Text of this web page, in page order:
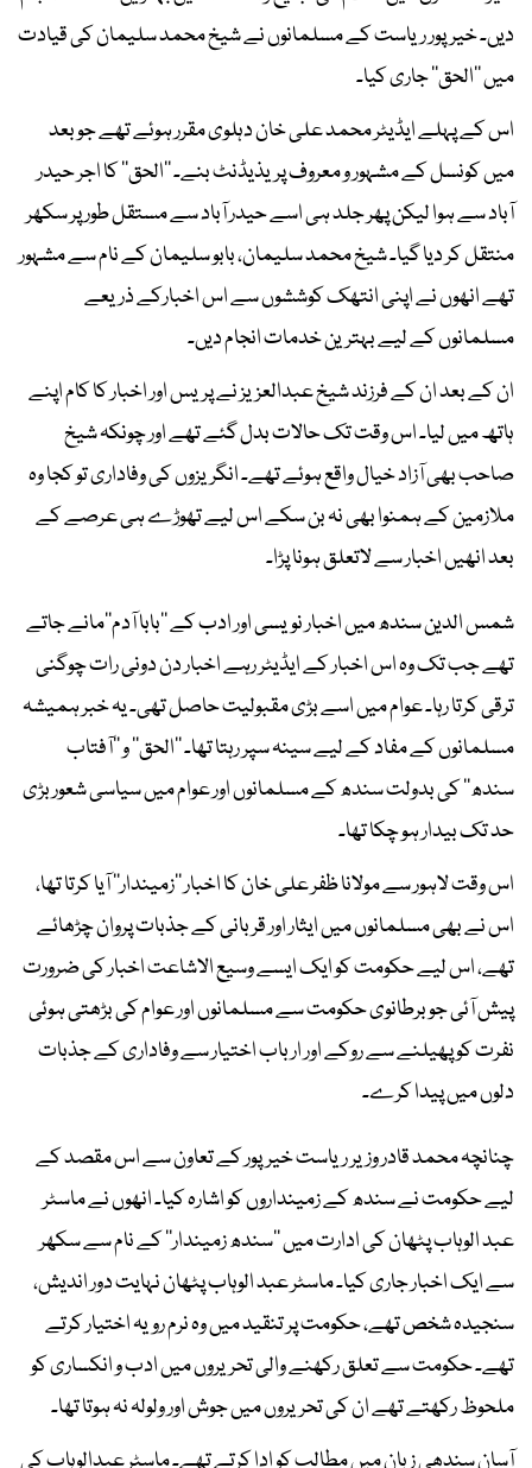
دیں۔ خیرپور ریاست کے مسلمانوں نے شیخ محمد سلیمان کی قیادت
میں ’’الحق‘‘ جاری کیا۔
اس کے پہلے ایڈیٹر محمد علی خان دہلوی مقرر ہوئے تھے جو بعد
میں کونسل کے مشہور و معروف پریذیڈنٹ بنے۔ ’’الحق‘‘ کا اجر حیدر
آباد سے ہوا لیکن پھر جلد ہی اسے حیدر آباد سے مستقل طور پر سکھر
منتقل کر دیا گیا۔ شیخ محمد سلیمان، بابو سلیمان کے نام سے مشہور
تھے انھوں نے اپنی انتھک کوششوں سے اس اخبارکے ذریعے
مسلمانوں کے لیے بہترین خدمات انجام دیں۔
ان کے بعد ان کے فرزند شیخ عبدالعزیز نے پریس اور اخبار کا کام اپنے
ہاتھ میں لیا۔ اس وقت تک حالات بدل گئے تھے اور چونکہ شیخ
صاحب بھی آزاد خیال واقع ہوئے تھے۔ انگریزوں کی وفاداری تو کجا وہ
ملازمین کے ہمنوا بھی نہ بن سکے اس لیے تھوڑے ہی عرصے کے
بعد انھیں اخبار سے لاتعلق ہونا پڑا۔
شمس الدین سندھ میں اخبار نویسی اور ادب کے ’’بابا آدم‘‘مانے جاتے
تھے جب تک وہ اس اخبار کے ایڈیٹر رہے اخبار دن دونی رات چوگنی
ترقی کرتا رہا۔ عوام میں اسے بڑی مقبولیت حاصل تھی۔ یہ خبر ہمیشہ
مسلمانوں کے مفاد کے لیے سینہ سپر رہتا تھا۔ ’’الحق‘‘ و ’’آفتاب
سندھ‘‘ کی بدولت سندھ کے مسلمانوں اور عوام میں سیاسی شعور بڑی
حد تک بیدار ہو چکا تھا۔
اس وقت لاہور سے مولانا ظفر علی خان کا اخبار ’’زمیندار‘‘ آیا کرتا تھا،
اس نے بھی مسلمانوں میں ایثار اور قربانی کے جذبات پروان چڑھائے
تھے، اس لیے حکومت کو ایک ایسے وسیع الاشاعت اخبار کی ضرورت
پیش آئی جو برطانوی حکومت سے مسلمانوں اور عوام کی بڑھتی ہوئی
نفرت کو پھیلنے سے روکے اور ارباب اختیار سے وفاداری کے جذبات
دلوں میں پیدا کرے۔
چنانچہ محمد قادر وزیر ریاست خیرپور کے تعاون سے اس مقصد کے
لیے حکومت نے سندھ کے زمینداروں کو اشارہ کیا۔ انھوں نے ماسٹر
عبد الوہاب پٹھان کی ادارت میں ’’سندھ زمیندار‘‘ کے نام سے سکھر
سے ایک اخبار جاری کیا۔ ماسٹر عبد الوہاب پٹھان نہایت دور اندیش،
سنجیدہ شخص تھے، حکومت پر تنقید میں وہ نرم رویہ اختیار کرتے
تھے۔ حکومت سے تعلق رکھنے والی تحریروں میں ادب و انکساری کو
ملحوظ رکھتے تھے ان کی تحریروں میں جوش اور ولولہ نہ ہوتا تھا۔
آسان سندھی زبان میں مطالب کو ادا کرتے تھے۔ ماسٹر عبدالوہاب کی